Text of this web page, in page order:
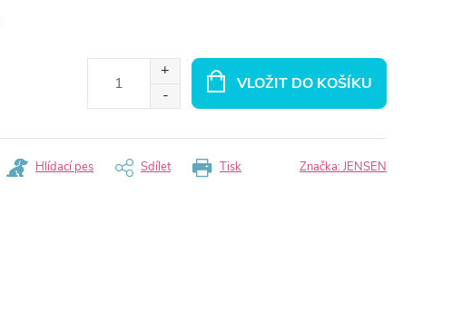
VLOŽIT DO KOŠÍKU
Tisk
Hlídací pes Sdílet Značka: JENSEN